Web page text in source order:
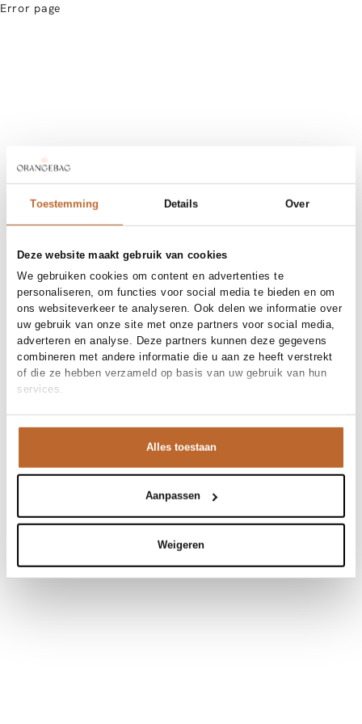
Toestemming Details Over
Deze website maakt gebruik van cookies
We gebruiken cookies om content en advertenties te
personaliseren, om functies voor social media te bieden en om
ons websiteverkeer te analyseren. Ook delen we informatie over
uw gebruik van onze site met onze partners voor social media,
adverteren en analyse. Deze partners kunnen deze gegevens
combineren met andere informatie die u aan ze heeft verstrekt
of die ze hebben verzameld op basis van uw gebruik van hun
services.
Alles toestaan
Aanpassen
Weigeren
Error page